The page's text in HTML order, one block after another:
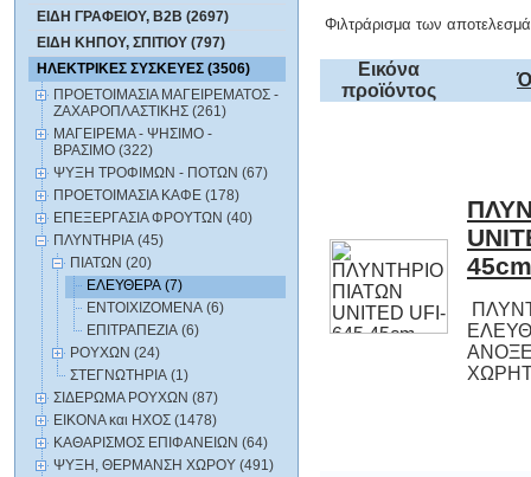
ΕΙΔΗ ΓΡΑΦΕΙΟΥ, B2B (2697)
ΕΙΔΗ ΚΗΠΟΥ, ΣΠΙΤΙΟΥ (797)
ΗΛΕΚΤΡΙΚΕΣ ΣΥΣΚΕΥΕΣ (3506)
ΠΡΟΕΤΟΙΜΑΣΙΑ ΜΑΓΕΙΡΕΜΑΤΟΣ -
ΖΑΧΑΡΟΠΛΑΣΤΙΚΗΣ (261)
ΜΑΓΕΙΡΕΜΑ - ΨΗΣΙΜΟ -
ΒΡΑΣΙΜΟ (322)
ΨΥΞΗ ΤΡΟΦΙΜΩΝ - ΠΟΤΩΝ (67)
ΠΡΟΕΤΟΙΜΑΣΙΑ ΚΑΦΕ (178)
ΕΠΕΞΕΡΓΑΣΙΑ ΦΡΟΥΤΩΝ (40)
ΠΛΥΝΤΗΡΙΑ (45)
ΠΙΑΤΩΝ (20)
ΕΛΕΥΘΕΡΑ (7)
ΕΝΤΟΙΧΙΖΟΜΕΝΑ (6)
ΕΠΙΤΡΑΠΕΖΙΑ (6)
ΡΟΥΧΩΝ (24)
ΣΤΕΓΝΩΤΗΡΙΑ (1)
ΣΙΔΕΡΩΜΑ ΡΟΥΧΩΝ (87)
ΕΙΚΟΝΑ και ΗΧΟΣ (1478)
ΚΑΘΑΡΙΣΜΟΣ ΕΠΙΦΑΝΕΙΩΝ (64)
ΨΥΞΗ, ΘΕΡΜΑΝΣΗ ΧΩΡΟΥ (491)
Φιλτράρισμα των
Εικόνα
προϊόντος